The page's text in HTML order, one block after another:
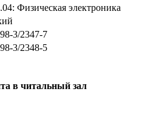
Физическая электроника
3/2347-7
3/2348-5
в читальный зал